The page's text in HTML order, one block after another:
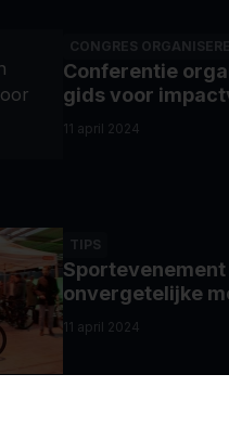
CONGRES
Conferentie
gids voor
11 april 2024
TIPS
onvergetelijke
11 april 2024